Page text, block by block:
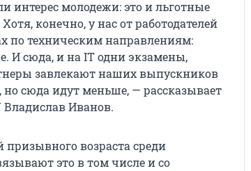
интерес молодежи: это и льготные
конечно, у нас от работодателей
по техническим направлениям:
И сюда, и на IT одни экзамены,
завлекают наших выпускников
сюда идут меньше, — рассказывает
Иванов.
призывного возраста среди
это в том числе и со